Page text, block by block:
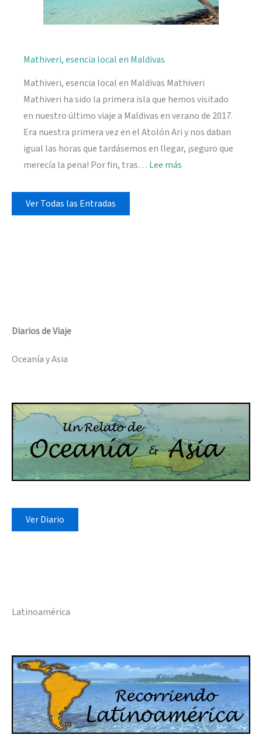
Mathiveri, esencia local en Maldivas
Mathiveri, esencia local en Maldivas Mathiveri
Mathiveri ha sido la primera isla que hemos visitado
en nuestro último viaje a Maldivas en verano de 2017.
Era nuestra primera vez en el Atolón Ari y nos daban
igual las horas que tardásemos en llegar, ¡seguro que
merecía la pena! Por fin, tras… Lee más
Ver Todas las Entradas
Diarios de Viaje
Oceanía y Asia
Ver Diario
Latinoamérica